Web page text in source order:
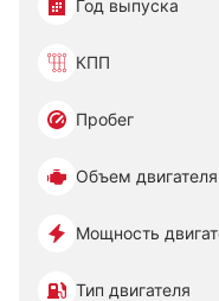
Год выпуска
КПП
Пробег
Объем двигателя
Мощность
Тип двигателя